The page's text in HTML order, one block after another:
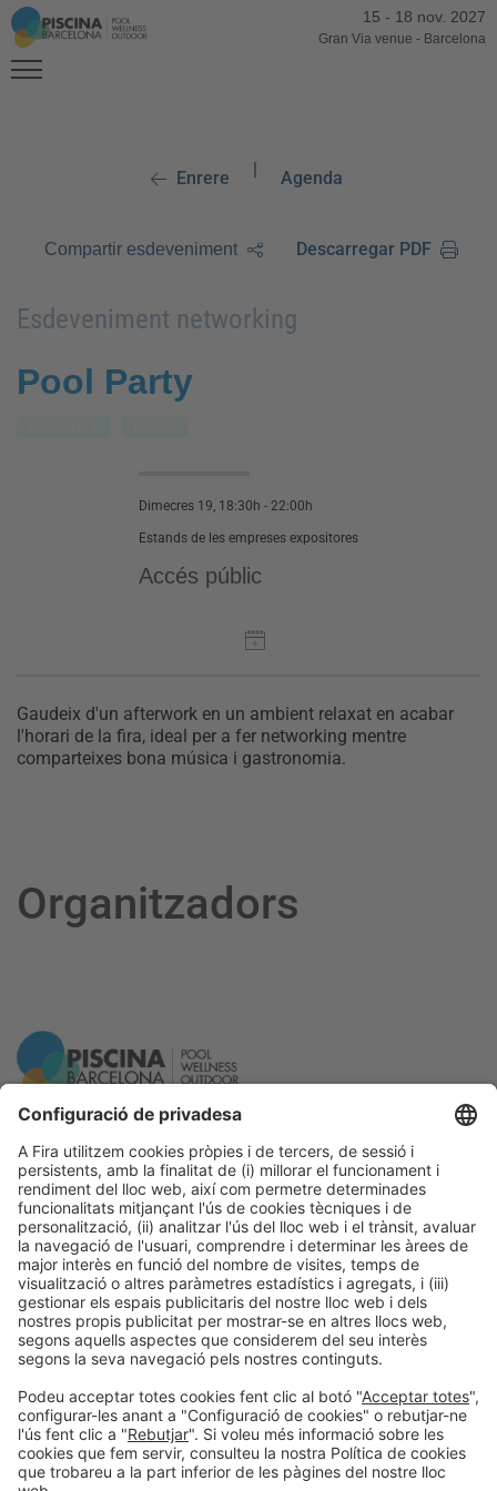
15 - 18 nov. 2027
Gran Via venue - Barcelona
Enrere | Agenda
Compartir esdeveniment Descarregar PDF
Esdeveniment networking
Pool Party
Dimecres 19, 18:30h - 22:00h
Estands de les empreses expositores
Accés públic
Gaudeix d'un afterwork en un ambient relaxat en acabar
l'horari de la fira, ideal per a fer networking mentre
comparteixes bona música i gastronomia.
Organitzadors
Informació generalAvís legalPolítica de privacitat
Política de cookies
#PISCINABARCELONA